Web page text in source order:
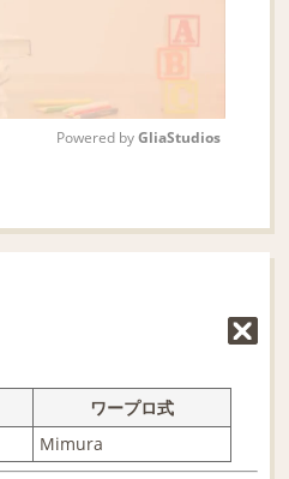
Powered by GliaStudios
ワープロ式
Mimura